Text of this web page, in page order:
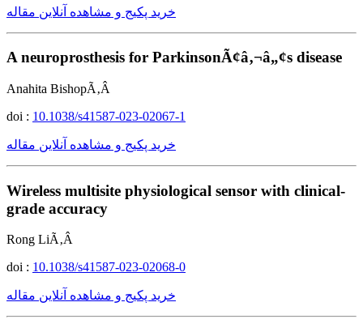
خرید پکیج و مشاهده آنلاین مقاله
A neuroprosthesis for ParkinsonÃ¢â‚¬â„¢s disease
Anahita BishopÃ‚Â
doi : 10.1038/s41587-023-02067-1
خرید پکیج و مشاهده آنلاین مقاله
Wireless multisite physiological sensor with clinical-
grade accuracy
Rong LiÃ‚Â
doi : 10.1038/s41587-023-02068-0
خرید پکیج و مشاهده آنلاین مقاله